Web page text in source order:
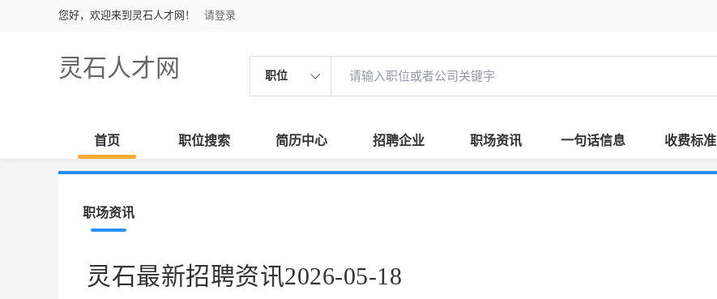
您好，欢迎来到灵石人才网！ 请登录
灵石人才网 职位
首页 职位搜索 简历中心 招聘企业 职场资讯 一句话信息 收费标准
职场资讯
灵石最新招聘资讯2026-05-18